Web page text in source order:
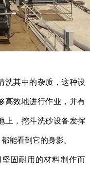
其中的杂质，这种设
高效地进行作业，并有
上，挖斗洗砂设备发挥
能看到它的身影。
固耐用的材料制作而